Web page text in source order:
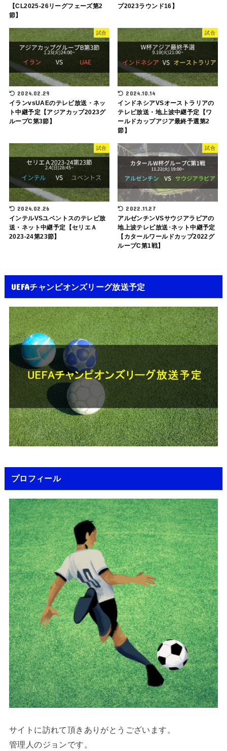
【CL2025-26リーグフェーズ第2
節】
プ2023ラウンド16】
試合
2024.02.29
イランvsUAEのテレビ放送・ネッ
ト中継予定【アジアカップ2023グ
ループC第3節】
試合
2024.10.14
インドネシアVSオーストラリアの
テレビ放送・地上波中継予定【ワ
ールドカップアジア最終予選第2
節】
試合
2024.02.26
インテルVSユベントスのテレビ放
送・ネット中継予定【セリエＡ
2023-24第23節】
試合
2022.11.27
アルゼンチンVSサウジアラビアの
地上波テレビ放送･ネット中継予定
【カタールワールドカップ2022グ
ループC第1戦】
UEFAチャンピオンズリーグ放送予定
プロフィール
サイトに訪れて頂きありがとうございます。
管理人のジョンです。